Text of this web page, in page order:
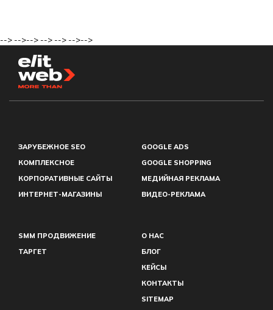
--> -->--> --> --> -->-->
ЗАРУБЕЖНОЕ SEO
КОМПЛЕКСНОЕ
КОРПОРАТИВНЫЕ САЙТЫ
ИНТЕРНЕТ-МАГАЗИНЫ
GOOGLE ADS
GOOGLE SHOPPING
МЕДИЙНАЯ РЕКЛАМА
ВИДЕО-РЕКЛАМА
SMM ПРОДВИЖЕНИЕ
ТАРГЕТ
О НАС
БЛОГ
КЕЙСЫ
КОНТАКТЫ
SITEMAP